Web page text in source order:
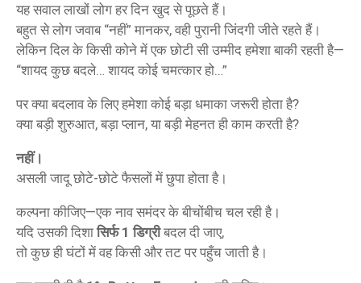
यह सवाल लाखों लोग हर दिन खुद से पूछते हैं।
बहुत से लोग जवाब “नहीं” मानकर, वही पुरानी जिंदगी जीते रहते हैं।
लेकिन दिल के किसी कोने में एक छोटी सी उम्मीद हमेशा बाकी रहती है—
“शायद कुछ बदले… शायद कोई चमत्कार हो…”
पर क्या बदलाव के लिए हमेशा कोई बड़ा धमाका जरूरी होता है?
क्या बड़ी शुरुआत, बड़ा प्लान, या बड़ी मेहनत ही काम करती है?
नहीं।
असली जादू छोटे-छोटे फैसलों में छुपा होता है।
कल्पना कीजिए—एक नाव समंदर के बीचोंबीच चल रही है।
यदि उसकी दिशासिर्फ 1 डिग्रीबदल दी जाए,
तो कुछ ही घंटों में वह किसी और तट पर पहुँच जाती है।